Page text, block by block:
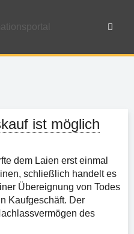
ist möglich
dem Laien erst einmal
schließlich handelt es
Übereignung von Todes
Kaufgeschäft. Der
des